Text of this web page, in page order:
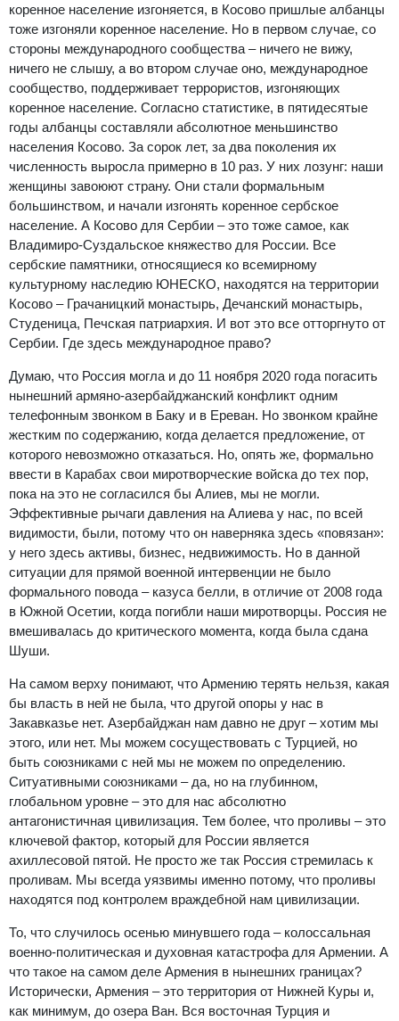
коренное население изгоняется, в Косово пришлые албанцы
тоже изгоняли коренное население. Но в первом случае, со
стороны международного сообщества – ничего не вижу,
ничего не слышу, а во втором случае оно, международное
сообщество, поддерживает террористов, изгоняющих
коренное население. Согласно статистике, в пятидесятые
годы албанцы составляли абсолютное меньшинство
населения Косово. За сорок лет, за два поколения их
численность выросла примерно в 10 раз. У них лозунг: наши
женщины завоюют страну. Они стали формальным
большинством, и начали изгонять коренное сербское
население. А Косово для Сербии – это тоже самое, как
Владимиро-Суздальское княжество для России. Все
сербские памятники, относящиеся ко всемирному
культурному наследию ЮНЕСКО, находятся на территории
Косово – Грачаницкий монастырь, Дечанский монастырь,
Студеница, Печская патриархия. И вот это все отторгнуто от
Сербии. Где здесь международное право?
Думаю, что Россия могла и до 11 ноября 2020 года погасить
нынешний армяно-азербайджанский конфликт одним
телефонным звонком в Баку и в Ереван. Но звонком крайне
жестким по содержанию, когда делается предложение, от
которого невозможно отказаться. Но, опять же, формально
ввести в Карабах свои миротворческие войска до тех пор,
пока на это не согласился бы Алиев, мы не могли.
Эффективные рычаги давления на Алиева у нас, по всей
видимости, были, потому что он наверняка здесь «повязан»:
у него здесь активы, бизнес, недвижимость. Но в данной
ситуации для прямой военной интервенции не было
формального повода – казуса белли, в отличие от 2008 года
в Южной Осетии, когда погибли наши миротворцы. Россия не
вмешивалась до критического момента, когда была сдана
Шуши.
На самом верху понимают, что Армению терять нельзя, какая
бы власть в ней не была, что другой опоры у нас в
Закавказье нет. Азербайджан нам давно не друг – хотим мы
этого, или нет. Мы можем сосуществовать с Турцией, но
быть союзниками с ней мы не можем по определению.
Ситуативными союзниками – да, но на глубинном,
глобальном уровне – это для нас абсолютно
антагонистичная цивилизация. Тем более, что проливы – это
ключевой фактор, который для России является
ахиллесовой пятой. Не просто же так Россия стремилась к
проливам. Мы всегда уязвимы именно потому, что проливы
находятся под контролем враждебной нам цивилизации.
То, что случилось осенью минувшего года – колоссальная
военно-политическая и духовная катастрофа для Армении. А
что такое на самом деле Армения в нынешних границах?
Исторически, Армения – это территория от Нижней Куры и,
как минимум, до озера Ван. Вся восточная Турция и